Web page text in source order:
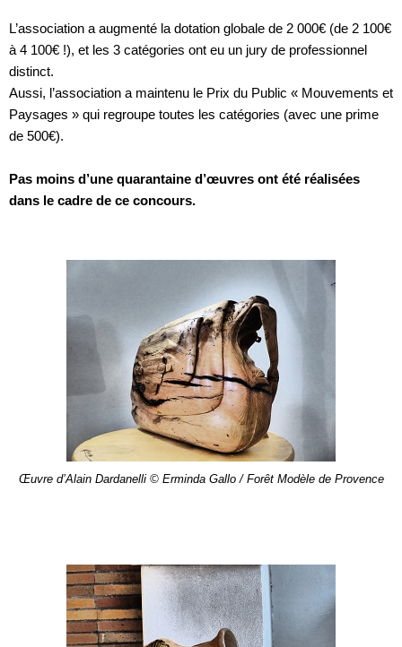
L’association a augmenté la dotation globale de 2 000€ (de 2 100€
à 4 100€ !), et les 3 catégories ont eu un jury de professionnel
distinct.
Aussi, l’association a maintenu le Prix du Public « Mouvements et
Paysages » qui regroupe toutes les catégories (avec une prime
de 500€).
Pas moins d’une quarantaine d’œuvres ont été réalisées
dans le cadre de ce concours.
Œuvre d’Alain Dardanelli © Erminda Gallo / Forêt Modèle de Provence